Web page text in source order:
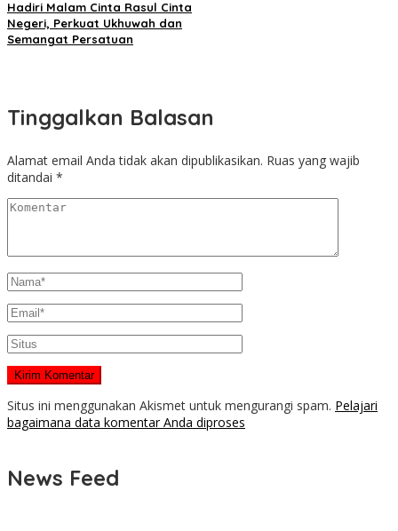
Hadiri Malam Cinta Rasul Cinta
Negeri, Perkuat Ukhuwah dan
Semangat Persatuan
Tinggalkan Balasan
Alamat email Anda tidak akan dipublikasikan. Ruas yang wajib
ditandai *
Situs ini menggunakan Akismet untuk mengurangi spam. Pelajari
bagaimana data komentar Anda diproses
News Feed